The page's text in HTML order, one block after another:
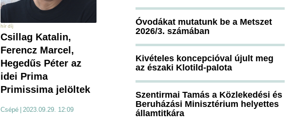
hír díj
Csillag Katalin,
Ferencz Marcel,
Hegedűs Péter az
idei Prima
Primissima jelöltek
Csépé | 2023.09.29. 12:09
Óvodákat mutatunk be a Metszet
2026/3. számában
Kivételes koncepcióval újult meg
az északi Klotild-palota
Szentirmai Tamás a Közlekedési és
Beruházási Minisztérium helyettes
államtitkára